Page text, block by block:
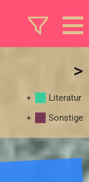
>
Literatur
Sonstige